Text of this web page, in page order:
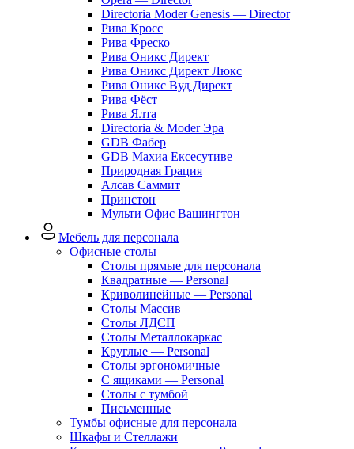
Directoria Moder Genesis — Director
Рива Кросс
Рива Фреско
Рива Оникс Директ
Рива Оникс Директ Люкс
Рива Оникс Вуд Директ
Рива Фёст
Рива Ялта
Directoria & Moder Эра
GDB Фабер
GDB Махиа Ексесутиве
Природная Грация
Алсав Саммит
Принстон
Мульти Офис Вашингтон
Мебель для персонала
Офисные столы
Столы прямые для персонала
Квадратные — Personal
Криволинейные — Personal
Столы Массив
Столы ЛДСП
Столы Металлокаркас
Круглые — Personal
Столы эргономичные
С ящиками — Personal
Столы с тумбой
Письменные
Тумбы офисные для персонала
Шкафы и Стеллажи